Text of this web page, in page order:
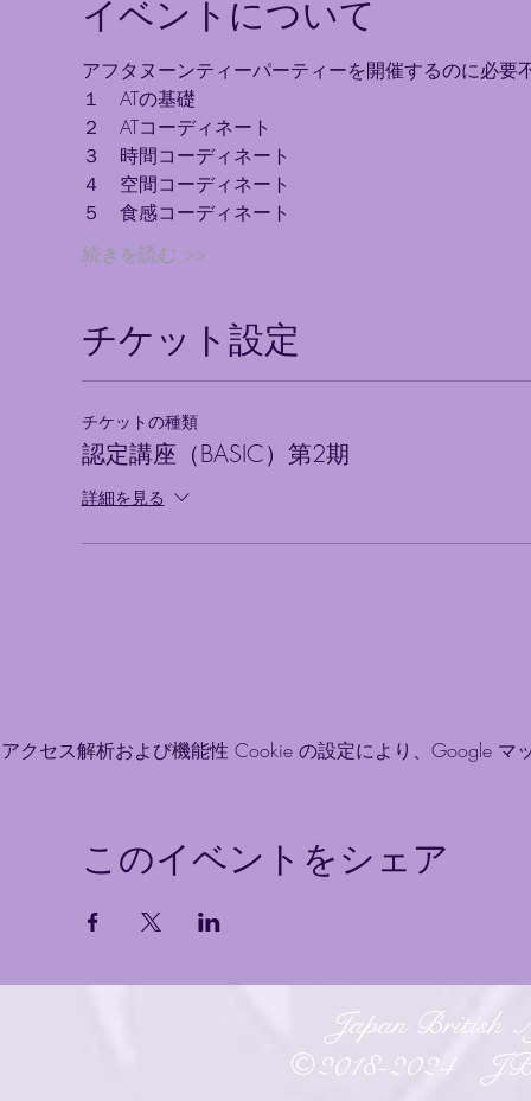
イベントについて
アフタヌーンティーパーティーを開催するのに必
１　ATの基礎
２　ATコーディネート
３　時間コーディネート
４　空間コーディネート
５　食感コーディネート
続きを読む >>
チケット設定
チケットの種類
認定講座（BASIC）第2期
詳細を見る
アクセス解析および機能性 Cookie の設定により、Google マ
このイベントをシェア
Japan British
​©2018-2024